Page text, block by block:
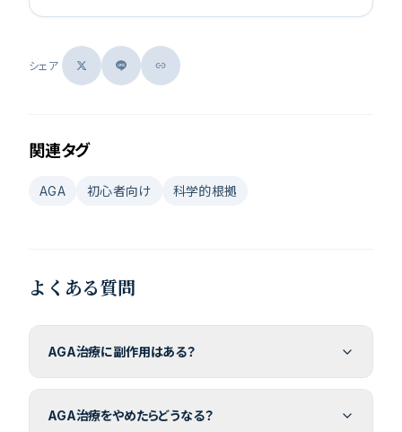
シェア
関連タグ
AGA 初心者向け 科学的根拠
よくある質問
AGA治療に副作用はある？
AGA治療をやめたらどうなる？